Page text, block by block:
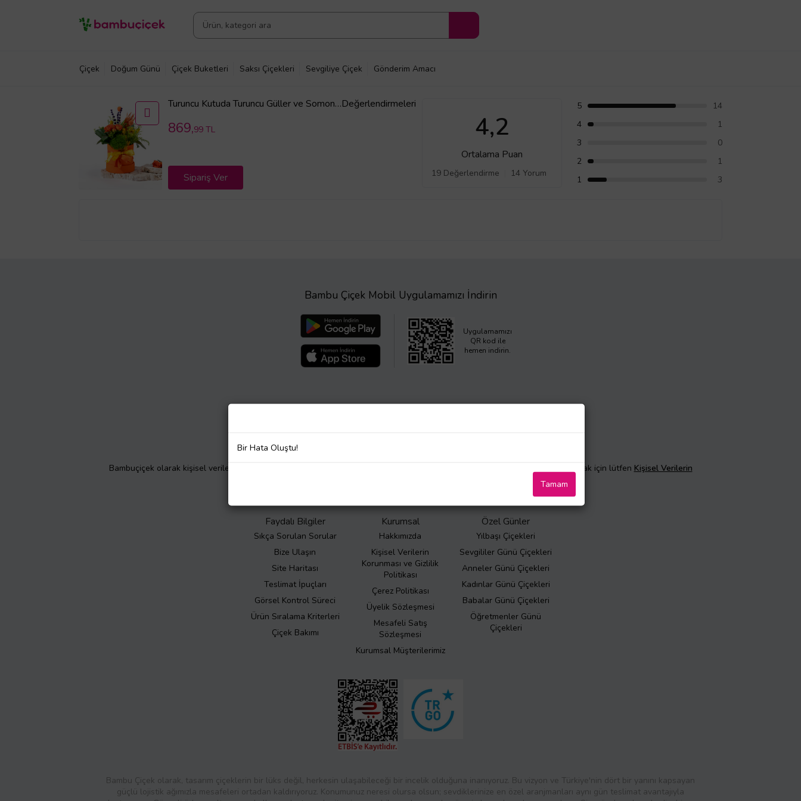
Çiçek Doğum Günü Çiçek Buketleri Saksı Çiçekleri Sevgiliye Çiçek Gönderim Amacı
Turuncu Kutuda Turuncu Güller ve Somon
Değerlendirmeleri
869,99 TL
Sipariş Ver
4,2
Ortalama Puan
19 Değerlendirme 14 Yorum
5
14
4
1
3
0
2
1
1
3
Bambu Çiçek Mobil Uygulamamızı İndirin
Uygulamamızı
QR kod ile
hemen indirin.
Bambuçiçek olarak kişisel verilerinizin gizliliğini önemsiyoruz. Şirketimizin kişisel veri işleme süreçleri hakkında detaylı bilgi almak için lütfen Kişisel Verilerin
Faydalı Bilgiler
Sıkça Sorulan Sorular
Bize Ulaşın
Site Haritası
Teslimat İpuçları
Görsel Kontrol Süreci
Ürün Sıralama Kriterleri
Çiçek Bakımı
Kurumsal
Hakkımızda
Kişisel Verilerin
Korunması ve Gizlilik
Politikası
Çerez Politikası
Üyelik Sözleşmesi
Mesafeli Satış
Sözleşmesi
Kurumsal Müşterilerimiz
Özel Günler
Yılbaşı Çiçekleri
Sevgililer Günü Çiçekleri
Anneler Günü Çiçekleri
Kadınlar Günü Çiçekleri
Babalar Günü Çiçekleri
Öğretmenler Günü
Çiçekleri
Bambu Çiçek olarak, tasarım çiçeklerin bir lüks değil, herkesin ulaşabileceği bir incelik olduğuna inanıyoruz. Bu vizyon ve Türkiye'nin dört bir yanını kapsayan
güçlü lojistik ağımızla mesafeleri ortadan kaldırıyoruz. Konumunuz neresi olursa olsun; sevdiklerinize en özel aranjmanları aynı gün teslimat avantajıyla
Bir Hata Oluştu!
Tamam